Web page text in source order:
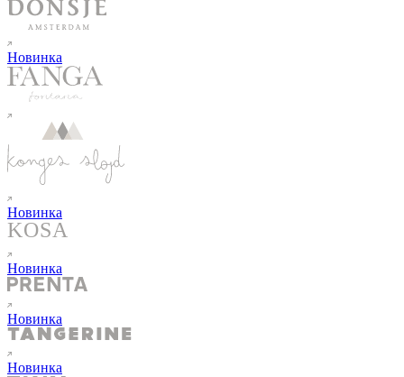
Новинка
Новинка
Новинка
Новинка
Новинка